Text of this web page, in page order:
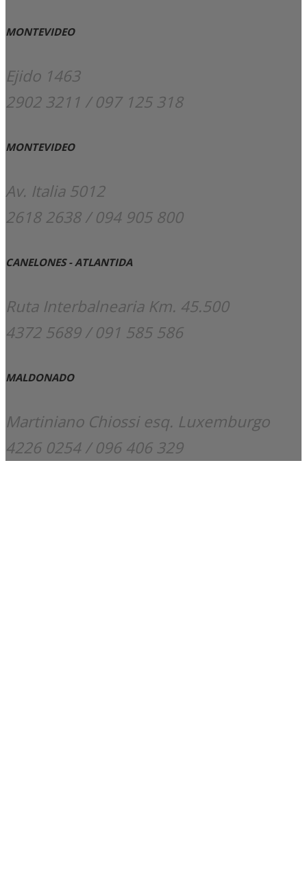
MONTEVIDEO
Ejido 1463
2902 3211 / 097 125 318
MONTEVIDEO
Av. Italia 5012
2618 2638 / 094 905 800
CANELONES - ATLANTIDA
Ruta Interbalnearia Km. 45.500
4372 5689 / 091 585 586
MALDONADO
Martiniano Chiossi esq. Luxemburgo
4226 0254 / 096 406 329